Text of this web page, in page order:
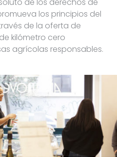
de los derechos de
los principios del
de la oferta de
kilómetro cero
agrícolas responsables.